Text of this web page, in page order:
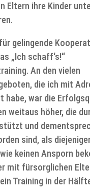
Eltern ihre Kinder
gelingende
„Ich schaff‘s!“
An den vielen
die ich mit
habe, war die
weitaus höher, die
und
sind, als
keinen Ansporn
mit fürsorglichen
Training in der